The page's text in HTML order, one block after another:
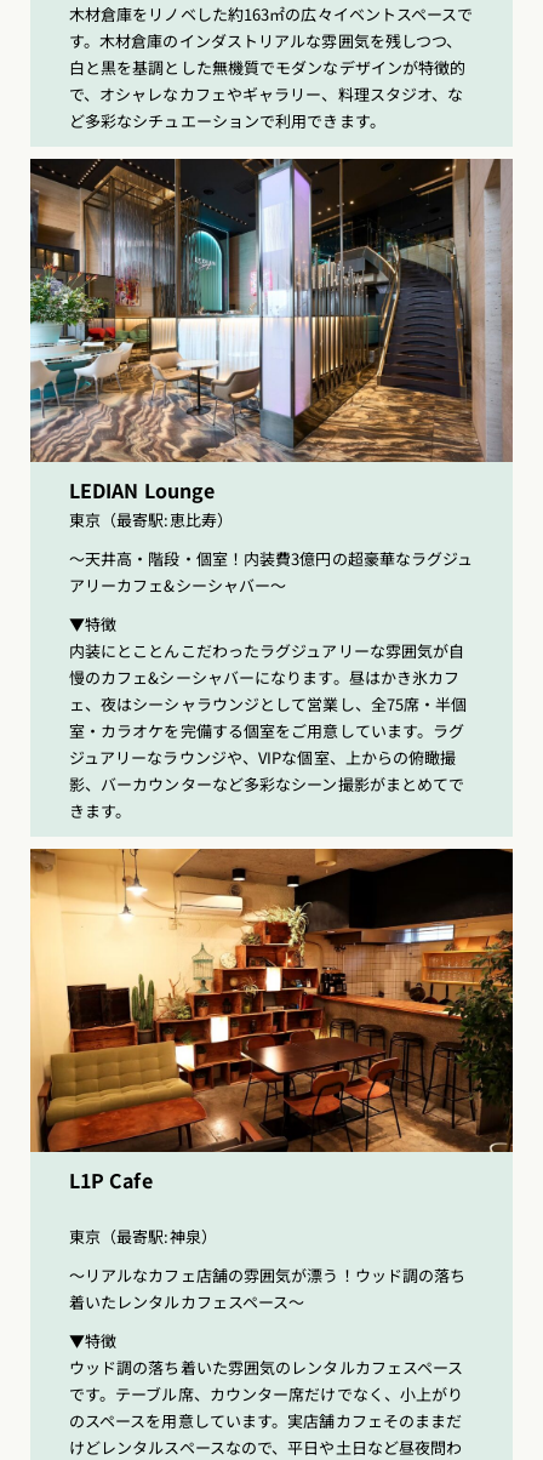
木材倉庫をリノベした約163㎡の広々イベントスペースで
す。木材倉庫のインダストリアルな雰囲気を残しつつ、
白と黒を基調とした無機質でモダンなデザインが特徴的
で、オシャレなカフェやギャラリー、料理スタジオ、な
ど多彩なシチュエーションで利用できます。
LEDIAN Lounge
東京（最寄駅:恵比寿）
〜天井高・階段・個室！内装費3億円の超豪華なラグジュ
アリーカフェ&シーシャバー〜
▼特徴
内装にとことんこだわったラグジュアリーな雰囲気が自
慢のカフェ&シーシャバーになります。昼はかき氷カフ
ェ、夜はシーシャラウンジとして営業し、全75席・半個
室・カラオケを完備する個室をご用意しています。ラグ
ジュアリーなラウンジや、VIPな個室、上からの俯瞰撮
影、バーカウンターなど多彩なシーン撮影がまとめてで
きます。
L1P Cafe
東京（最寄駅:神泉）
〜リアルなカフェ店舗の雰囲気が漂う！ウッド調の落ち
着いたレンタルカフェスペース〜
▼特徴
ウッド調の落ち着いた雰囲気のレンタルカフェスペース
です。テーブル席、カウンター席だけでなく、小上がり
のスペースを用意しています。実店舗カフェそのままだ
けどレンタルスペースなので、平日や土日など昼夜問わ